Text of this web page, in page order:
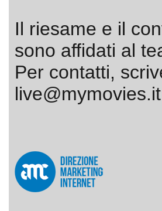
Il riesame e il
sono affidati al
Per contatti,
live@mymovies.it